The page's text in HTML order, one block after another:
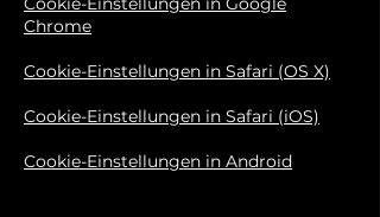
Chrome
Cookie-Einstellungen in Safari (OS X)
Cookie-Einstellungen in Safari (iOS)
Cookie-Einstellungen in Android